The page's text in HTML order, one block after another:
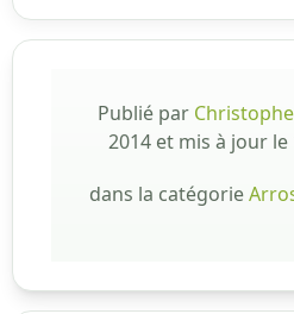
Publié par Christophe
2014et mis à jour le
dans la catégorie